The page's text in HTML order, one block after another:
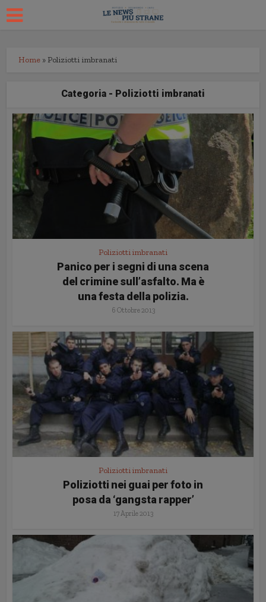
Home » Poliziotti imbranati
Categoria - Poliziotti imbranati
Poliziotti imbranati
Panico per i segni di una scena
del crimine sull’asfalto. Ma è
una festa della polizia.
6 Ottobre 2013
Poliziotti imbranati
Poliziotti nei guai per foto in
posa da ‘gangsta rapper’
17 Aprile 2013